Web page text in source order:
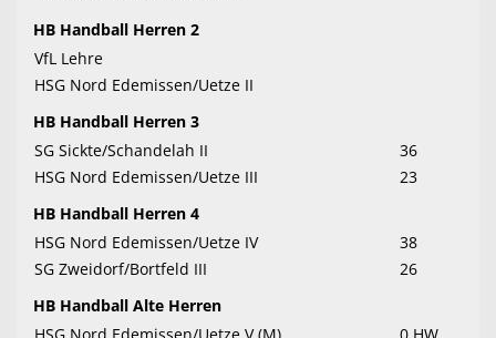
HB Handball Herren 2
VfL Lehre
HSG Nord Edemissen/Uetze II
HB Handball Herren 3
SG Sickte/Schandelah II
36
HSG Nord Edemissen/Uetze III
23
HB Handball Herren 4
HSG Nord Edemissen/Uetze IV
38
SG Zweidorf/Bortfeld III
26
HB Handball Alte Herren
HSG Nord Edemissen/Uetze V (M)
0 HW